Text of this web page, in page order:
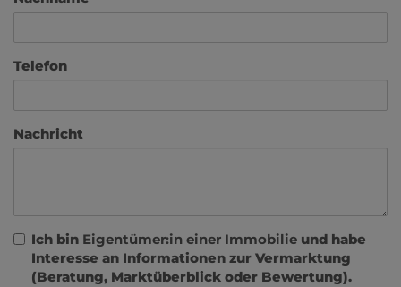
Telefon
Nachricht
Ich bin Eigentümer:in einer Immobilie und habe
Interesse an Informationen zur Vermarktung
(Beratung, Marktüberblick oder Bewertung).